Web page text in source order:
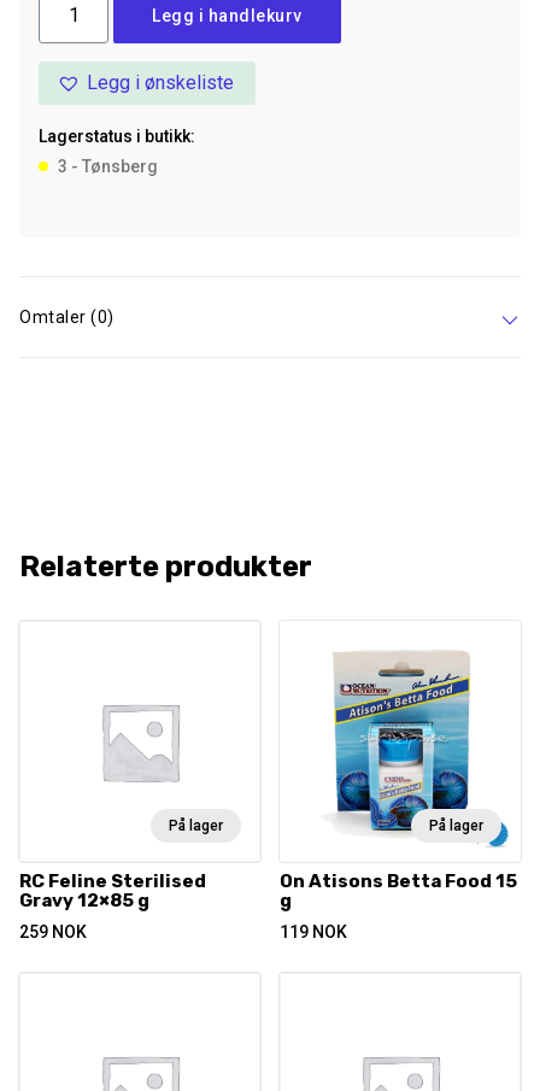
Rated
315
Eco-
Poser
I
Legg i handlekurv
Legg i ønskeliste
Lagerstatus i butikk:
3 - Tønsberg
Omtaler (0)
Relaterte produkter
På lager
RC Feline Sterilised
Gravy 12×85 g
259 NOK
På lager
On Atisons Betta Food 15
g
119 NOK